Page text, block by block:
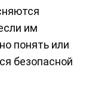
им
понять или
безопасной